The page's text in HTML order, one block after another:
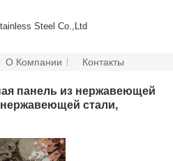
Steel Co.,Ltd
О Компании Контакты
панель из нержавеющей
стали,